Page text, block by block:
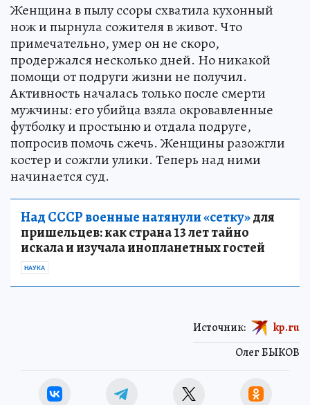
Женщина в пылу ссоры схватила кухонный
нож и пырнула сожителя в живот. Что
примечательно, умер он не скоро,
продержался несколько дней. Но никакой
помощи от подруги жизни не получил.
Активность началась только после смерти
мужчины: его убийца взяла окровавленные
футболку и простыню и отдала подруге,
попросив помочь сжечь. Женщины разожгли
костер и сожгли улики. Теперь над ними
начинается суд.
Над СССР военные натянули «сетку»для
пришельцев: как страна 13 лет тайно
искала и изучала инопланетных гостей
НАУКА
Олег БЫКОВ
Источник: kp.ru